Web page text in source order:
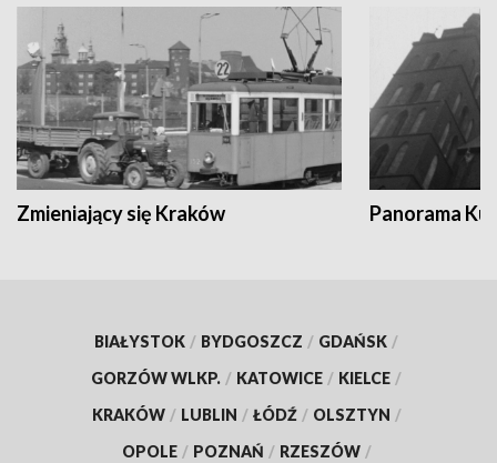
Zmieniający się Kraków Panorama
BIAŁYSTOK / BYDGOSZCZ / GDAŃSK /
GORZÓW WLKP. / KATOWICE / KIELCE /
KRAKÓW / LUBLIN / ŁÓDŹ / OLSZTYN /
OPOLE / POZNAŃ / RZESZÓW /